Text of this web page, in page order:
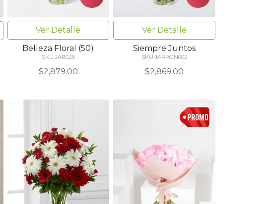
Ver Detalle
Belleza Floral (50)
SKU JAR025
$2,879.00
Ver Detalle
Siempre Juntos
SKU JARRON002
$2,869.00